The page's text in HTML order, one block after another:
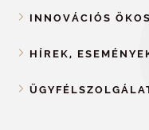
INNOVÁCIÓS
HÍREK,